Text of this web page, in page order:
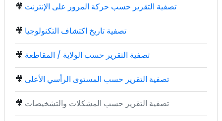
🎥 تصفية التقرير حسب حركة المرور على الإنترنت
🎥 تصفية تاريخ اكتشاف التكنولوجيا
🎥 تصفية التقرير حسب الولاية / المقاطعة
🎥 تصفية التقرير حسب المستوى الرأسي الأعلى
🎥 تصفية التقرير حسب المشكلات والتشخيصات